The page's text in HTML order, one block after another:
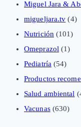
Miguel Jara &
migueljara.tv (4)
Nutrición (101)
Omeprazol (1)
Pediatría (54)
Productos
Salud ambiental
Vacunas(630)